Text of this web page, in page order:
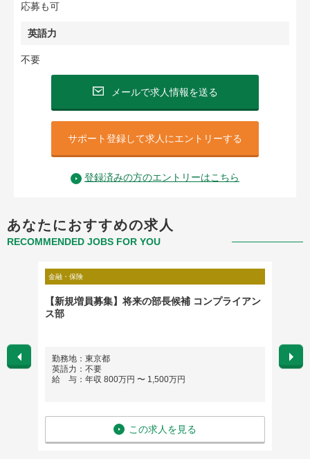
応募も可
英語力
不要
メールで求人情報を送る
サポート登録して求人にエントリーする
登録済みの方のエントリーはこちら
あなたにおすすめの求人
RECOMMENDED JOBS FOR YOU
金融・保険
【新規増員募集】将来の部長候補 コンプライアン
ス部
勤務地：東京都
英語力：不要
給 与：年収 800万円 〜 1,500万円
この求人を見る
勤務
英語